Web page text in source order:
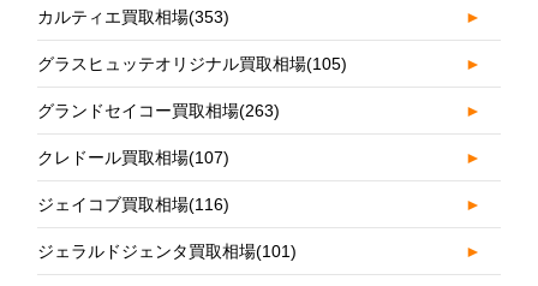
カルティエ買取相場(353) ►
グラスヒュッテオリジナル買取相場(105) ►
グランドセイコー買取相場(263) ►
クレドール買取相場(107) ►
ジェイコブ買取相場(116) ►
ジェラルドジェンタ買取相場(101) ►